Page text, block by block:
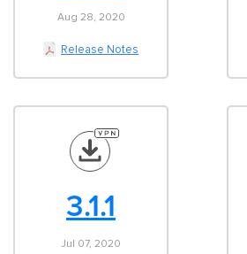
Aug 28, 2020
Release Notes
3.1.1
Jul 07, 2020